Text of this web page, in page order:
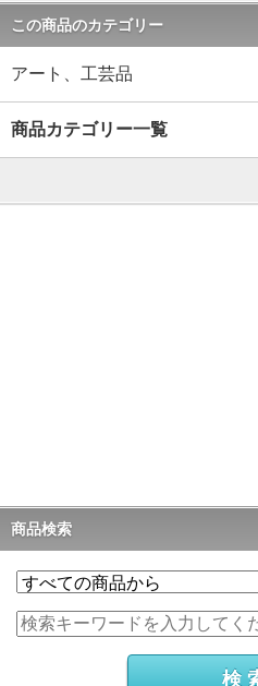
この商品のカテゴリー
アート、工芸品
商品カテゴリー一覧
商品検索